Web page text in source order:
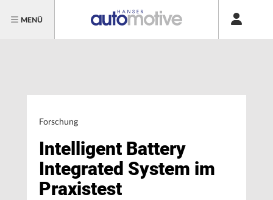
MENÜ
Forschung
Intelligent Battery
Integrated System im
Praxistest